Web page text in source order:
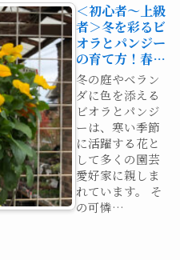
＜初心者～上級
者＞冬を彩るビ
オラとパンジー
の育て方！春…
冬の庭やベラン
ダに色を添える
ビオラとパンジ
ーは、寒い季節
に活躍する花と
して多くの園芸
愛好家に親しま
れています。 そ
の可憐…